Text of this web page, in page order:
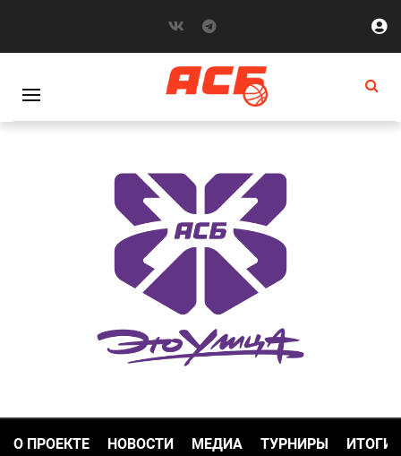
О ПРОЕКТЕ НОВОСТИ МЕДИА ТУРНИРЫ ИТОГИ